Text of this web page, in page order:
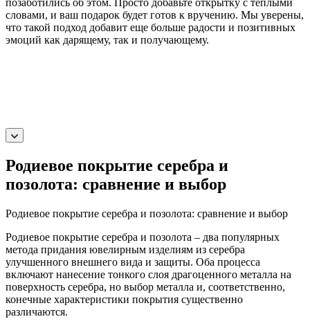
словами, и ваш подарок будет готов к вручению. Мы уверены,
что такой подход добавит еще больше радости и позитивных
эмоций как дарящему, так и получающему.
Родиевое покрытие серебра и
позолота: сравнение и выбор
Родиевое покрытие серебра и позолота: сравнение и выбор
Родиевое покрытие серебра и позолота – два популярных
метода придания ювелирным изделиям из серебра
улучшенного внешнего вида и защиты. Оба процесса
включают нанесение тонкого слоя драгоценного металла на
поверхность серебра, но выбор металла и, соответственно,
конечные характеристики покрытия существенно
различаются.